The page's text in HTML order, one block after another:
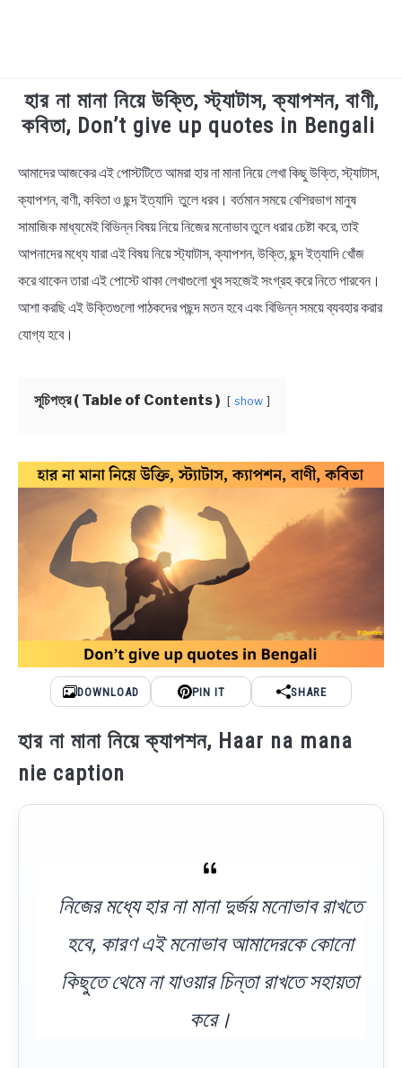
TECHNOLOGY
BIOGRAPHY
EDUCATIONAL
BENGALI WISHES
NEWS
BENGALI LYRICS
BENGALI NAMES
BENGALI STORIES
হার না মানা নিয়ে উক্তি, স্ট্যাটাস, ক্যাপশন, বাণী,
কবিতা, Don’t give up quotes in Bengali
in
Bengali
Quotes
Bengali
Status
আমাদের আজকের এই পোস্টটিতে আমরা হার না মানা নিয়ে লেখা কিছু উক্তি, স্ট্যাটাস,
ক্যাপশন, বাণী, কবিতা ও ছন্দ ইত্যাদি তুলে ধরব। বর্তমান সময়ে বেশিরভাগ মানুষ
সামাজিক মাধ্যমেই বিভিন্ন বিষয় নিয়ে নিজের মনোভাব তুলে ধরার চেষ্টা করে, তাই
আপনাদের মধ্যে যারা এই বিষয় নিয়ে স্ট্যাটাস, ক্যাপশন, উক্তি, ছন্দ ইত্যাদি খোঁজ
করে থাকেন তারা এই পোস্টে থাকা লেখাগুলো খুব সহজেই সংগ্রহ করে নিতে পারবেন।
আশা করছি এই উক্তিগুলো পাঠকদের পছন্দ মতন হবে এবং বিভিন্ন সময়ে ব্যবহার করার
যোগ্য হবে।
সূচিপত্র ( Table of Contents ) show
DOWNLOAD PIN IT SHARE
হার না মানা নিয়ে ক্যাপশন, Haar na mana
nie caption
নিজের মধ্যে হার না মানা দুর্জয় মনোভাব রাখতে
হবে, কারণ এই মনোভাব আমাদেরকে কোনো
কিছুতে থেমে না যাওয়ার চিন্তা রাখতে সহায়তা
করে।